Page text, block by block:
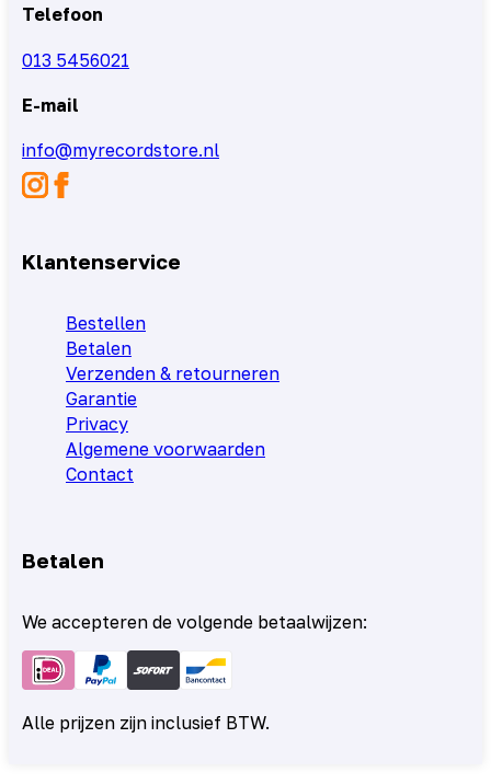
Telefoon
013 5456021
E-mail
info@myrecordstore.nl
Klantenservice
Bestellen
Betalen
Verzenden & retourneren
Garantie
Privacy
Algemene voorwaarden
Contact
Betalen
We accepteren de volgende betaalwijzen:
Alle prijzen zijn inclusief BTW.